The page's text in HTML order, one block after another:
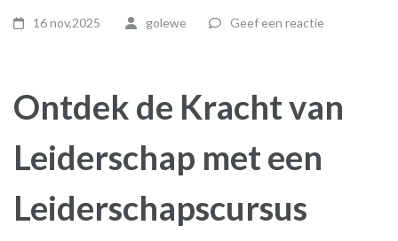
16 nov,2025 golewe Geef een reactie
Ontdek de Kracht van
Leiderschap met een
Leiderschapscursus